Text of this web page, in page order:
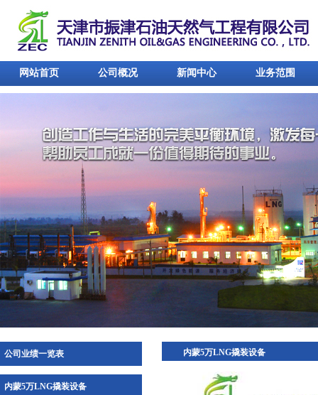
网站首页 公司概况 新闻中心 业务范围
公司业绩一览表
内蒙5万LNG撬装设备
内蒙5万LNG撬装设备